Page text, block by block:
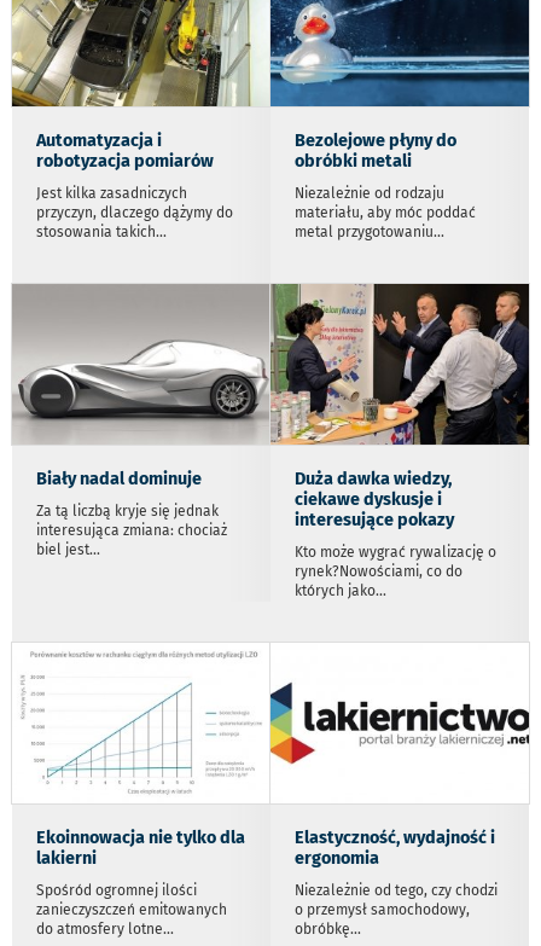
Automatyzacja i
robotyzacja pomiarów
Jest kilka zasadniczych
przyczyn, dlaczego dążymy do
stosowania takich...
Bezolejowe płyny do
obróbki metali
Niezależnie od rodzaju
materiału, aby móc poddać
metal przygotowaniu...
Biały nadal dominuje
Za tą liczbą kryje się jednak
interesująca zmiana: chociaż
biel jest...
Duża dawka wiedzy,
ciekawe dyskusje i
interesujące pokazy
Kto może wygrać rywalizację o
rynek?Nowościami, co do
których jako...
Ekoinnowacja nie tylko dla
lakierni
Spośród ogromnej ilości
zanieczyszczeń emitowanych
do atmosfery lotne...
Elastyczność, wydajność i
ergonomia
Niezależnie od tego, czy chodzi
o przemysł samochodowy,
obróbkę...